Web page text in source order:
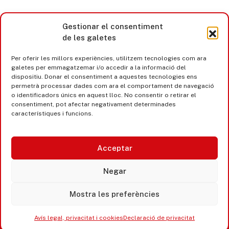
Gestionar el consentiment
de les galetes
Per oferir les millors experiències, utilitzem tecnologies com ara
galetes per emmagatzemar i/o accedir a la informació del
dispositiu. Donar el consentiment a aquestes tecnologies ens
permetrà processar dades com ara el comportament de navegació
o identificadors únics en aquest lloc. No consentir o retirar el
consentiment, pot afectar negativament determinades
característiques i funcions.
Acceptar
Negar
Mostra les preferències
Avís legal, privacitat i cookiesDeclaració de privacitat
Castell d’Aro · Platja d’Aro · S’Agaró
365 www.platjadaro